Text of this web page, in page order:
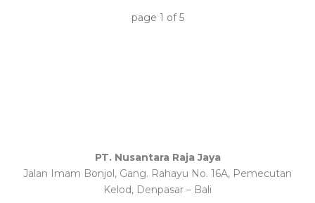
page 1 of5
PT. Nusantara Raja Jaya
Jalan Imam Bonjol, Gang. Rahayu No. 16A, Pemecutan
Kelod, Denpasar – Bali